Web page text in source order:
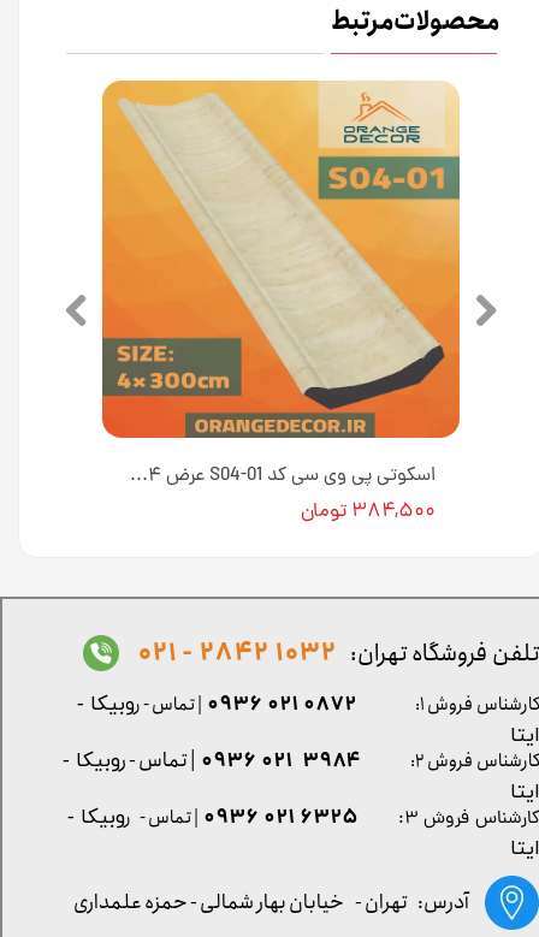
محصولات مرتبط
اسکوتی پی وی سی کد S04-01 عرض ۴ سانت [انبار تهران]
۳۸۴,۵۰۰ تومان
کارشناس فروش ۳: ۶۳۲۵ ۰۲۱ ۰۹۳۶ | تماس - روبیکا -
ایتا
آدرس: تهران - خیابان بهار شمالی - حمزه علمداری
تلفن فروشگاه تهران: 1032 2842 - 021
کارشناس فروش ۱: 0872 021 0936 | تماس - روبیکا -
ایتا
کارشناس فروش ۲:
۳۹۸۴ ۰۲۱ ۰۹۳۶ | تماس - روبیکا -
ایتا